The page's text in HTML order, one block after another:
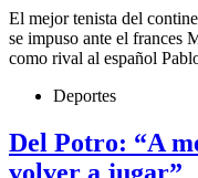
El mejor tenista del
se impuso ante el frances
como rival al español
Deportes
Del Potro: “A
volver a jugar”